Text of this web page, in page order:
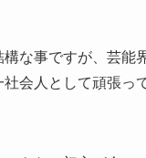
な事ですが、芸能
会人として頑張っ